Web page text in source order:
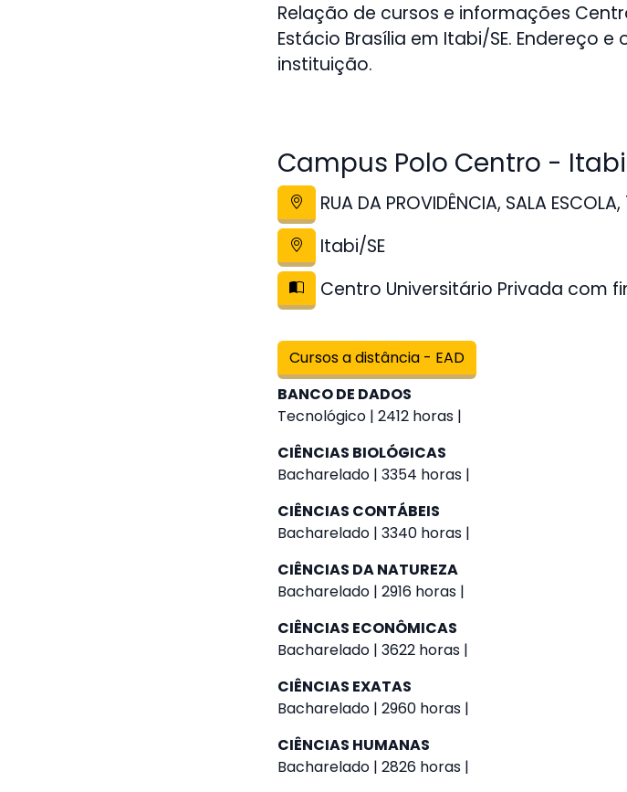
Relação de cursos e informações
Estácio Brasília em Itabi/SE. Endereço
instituição.
Campus Polo Centro -
RUA DA PROVIDÊNCIA, SALA
Itabi/SE
Centro Universitário Privada com
Cursos a distância - EAD
BANCO DE DADOS
Tecnológico | 2412 horas |
CIÊNCIAS BIOLÓGICAS
Bacharelado | 3354 horas |
CIÊNCIAS CONTÁBEIS
Bacharelado | 3340 horas |
CIÊNCIAS DA NATUREZA
Bacharelado | 2916 horas |
CIÊNCIAS ECONÔMICAS
Bacharelado | 3622 horas |
CIÊNCIAS EXATAS
Bacharelado | 2960 horas |
CIÊNCIAS HUMANAS
Bacharelado | 2826 horas |